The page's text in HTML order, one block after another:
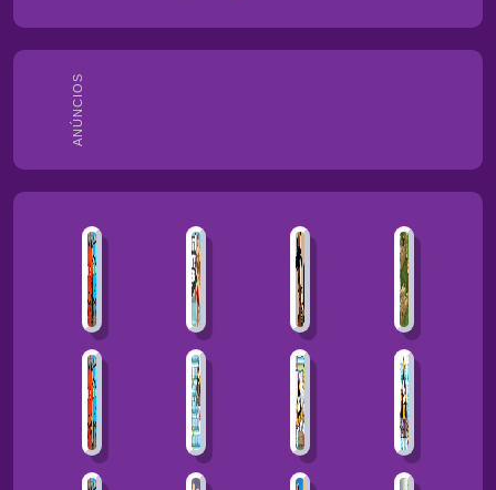
ANÚNCIOS